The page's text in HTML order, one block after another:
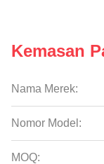
Kemasan
Nama Merek:
Nomor Model:
MOQ: